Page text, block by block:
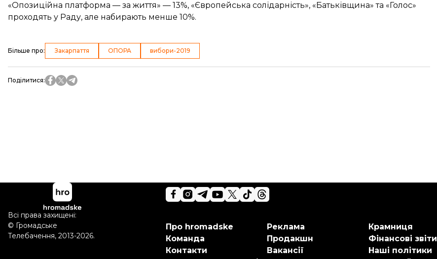
«Опозиційна платформа — за життя» — 13%, «Європейська солідарність», «Батьківщина» та «Голос»
проходять у Раду, але набирають менше 10%.
Більше про: Закарпаття ОПОРА вибори-2019
Поділитися:
Про hromadske
Команда
Контакти
Реклама
Продакшн
Вакансії
Крамниця
Фінансові звіти
Наші політики
Всі права захищені:
© Громадське
Телебачення, 2013-2026.